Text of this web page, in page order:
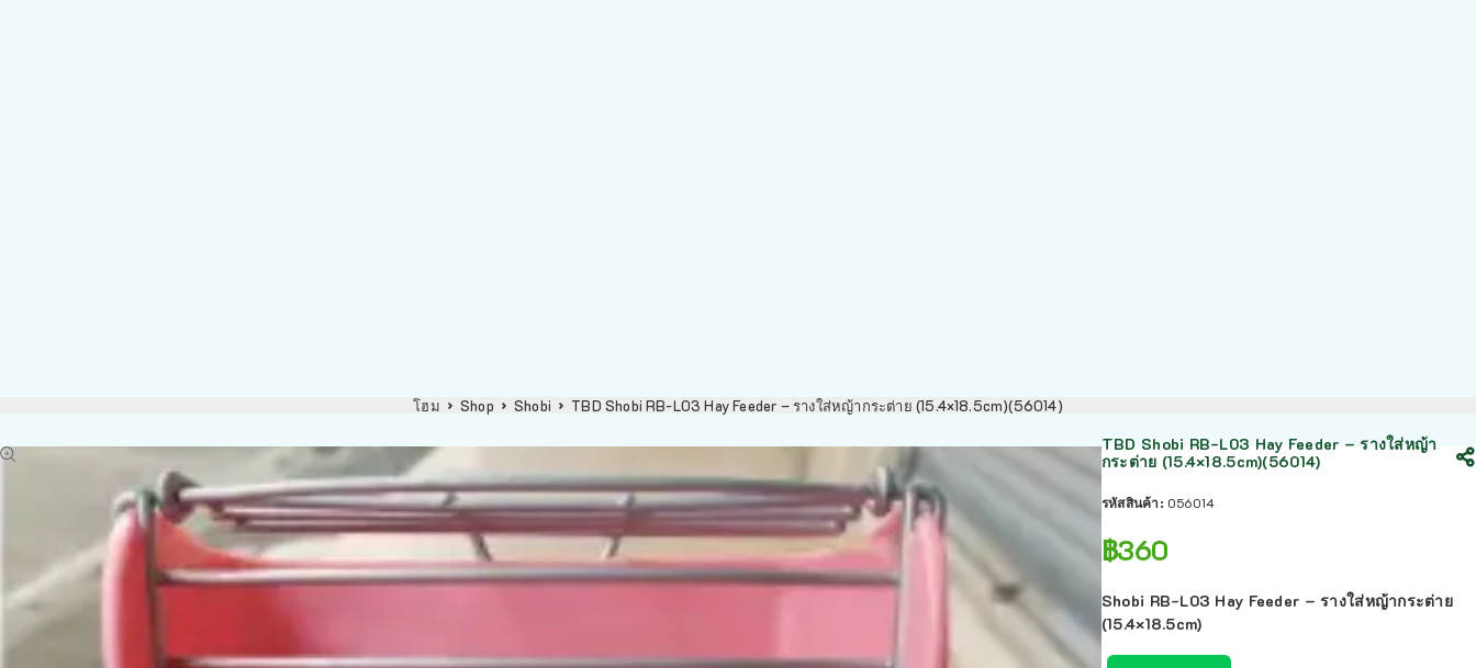
โฮม Shop Shobi TBD Shobi RB-L03 Hay Feeder – รางใส่หญ้ากระต่าย (15.4×18.5cm)(56014)
TBD Shobi RB-L03 Hay Feeder – รางใส่หญ้า
กระต่าย (15.4×18.5cm)(56014)
รหัสสินค้า: 056014
฿360
Shobi RB-L03 Hay Feeder – รางใส่หญ้ากระต่าย
(15.4×18.5cm)